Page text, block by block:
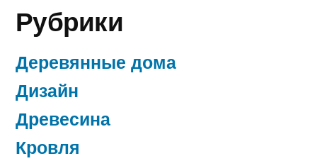
Рубрики
Деревянные дома
Дизайн
Древесина
Кровля